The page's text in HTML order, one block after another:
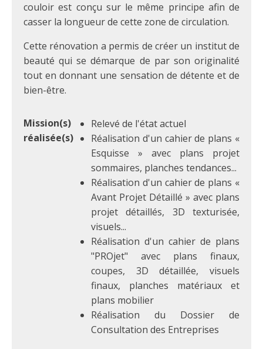
couloir est conçu sur le même principe afin de
casser la longueur de cette zone de circulation.
Cette rénovation a permis de créer un institut de
beauté qui se démarque de par son originalité
tout en donnant une sensation de détente et de
bien-être.
Mission(s)
réalisée(s)
Relevé de l'état actuel
Réalisation d'un cahier de plans «
Esquisse » avec plans projet
sommaires, planches tendances...
Réalisation d'un cahier de plans «
Avant Projet Détaillé » avec plans
projet détaillés, 3D texturisée,
visuels...
Réalisation d'un cahier de plans
"PROjet" avec plans finaux,
coupes, 3D détaillée, visuels
finaux, planches matériaux et
plans mobilier
Réalisation du Dossier de
Consultation des Entreprises